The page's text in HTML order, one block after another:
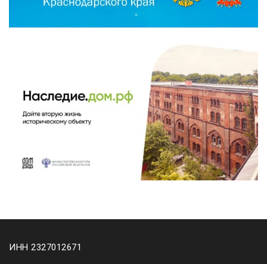
ИНН 2327012671